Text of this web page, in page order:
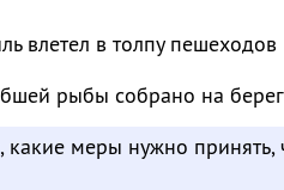
влетел в толпу пешеходов
рыбы собрано на
какие меры нужно